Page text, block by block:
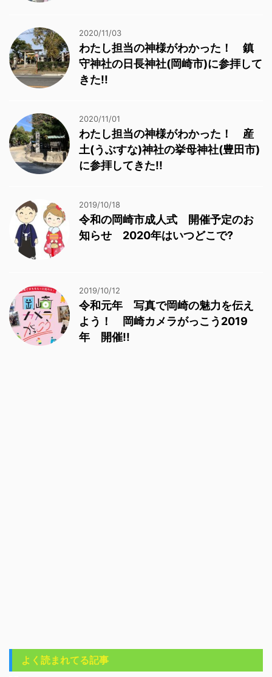
2020/11/03
わたし担当の神様がわかった！ 鎮
守神社の日長神社(岡崎市)に参拝して
きた!!
2020/11/01
わたし担当の神様がわかった！ 産
土(うぶすな)神社の挙母神社(豊田市)
に参拝してきた!!
2019/10/18
令和の岡崎市成人式 開催予定のお
知らせ 2020年はいつどこで?
2019/10/12
令和元年 写真で岡崎の魅力を伝え
よう！ 岡崎カメラがっこう2019
年 開催!!
よく読まれてる記事